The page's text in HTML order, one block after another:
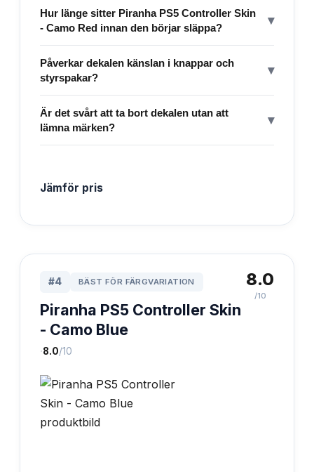
Hur länge sitter Piranha PS5 Controller Skin
- Camo Red innan den börjar släppa?
▾
Påverkar dekalen känslan i knappar och
styrspakar?
▾
Är det svårt att ta bort dekalen utan att
lämna märken?
▾
Jämför pris
#4 BÄST FÖR FÄRGVARIATION
Piranha PS5 Controller Skin
- Camo Blue
·8.0/10
8.0
/10